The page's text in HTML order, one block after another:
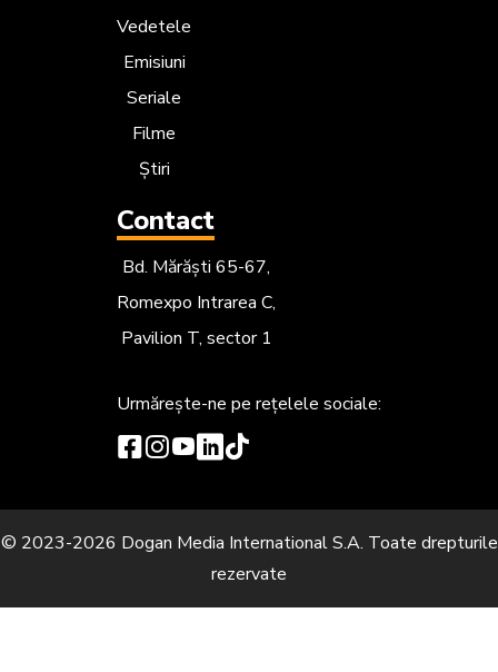
Vedetele
Emisiuni
Seriale
Filme
Știri
Contact
Bd. Mărăști 65-67,
Romexpo Intrarea C,
Pavilion T, sector 1
Urmărește-ne pe rețelele sociale:
© 2023-2026 Dogan Media International S.A. Toate drepturile
rezervate